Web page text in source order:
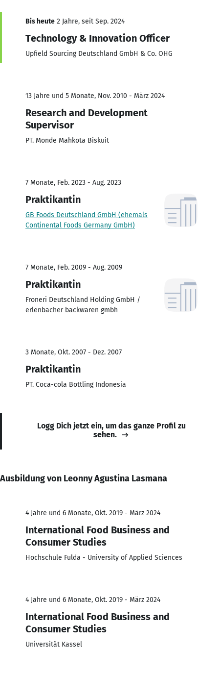
Bis heute 2 Jahre, seit Sep. 2024
Technology & Innovation Officer
Upfield Sourcing Deutschland GmbH & Co. OHG
13 Jahre und 5 Monate, Nov. 2010 - März 2024
Research and Development
Supervisor
PT. Monde Mahkota Biskuit
7 Monate, Feb. 2023 - Aug. 2023
Praktikantin
GB Foods Deutschland GmbH (ehemals
Continental Foods Germany GmbH)
7 Monate, Feb. 2009 - Aug. 2009
Praktikantin
Froneri Deutschland Holding GmbH /
erlenbacher backwaren gmbh
3 Monate, Okt. 2007 - Dez. 2007
Praktikantin
PT. Coca-cola Bottling Indonesia
Logg Dich jetzt ein, um das ganze Profil zu
sehen.
Ausbildung von Leonny Agustina Lasmana
4 Jahre und 6 Monate, Okt. 2019 - März 2024
International Food Business and
Consumer Studies
Hochschule Fulda - University of Applied Sciences
4 Jahre und 6 Monate, Okt. 2019 - März 2024
International Food Business and
Consumer Studies
Universität Kassel